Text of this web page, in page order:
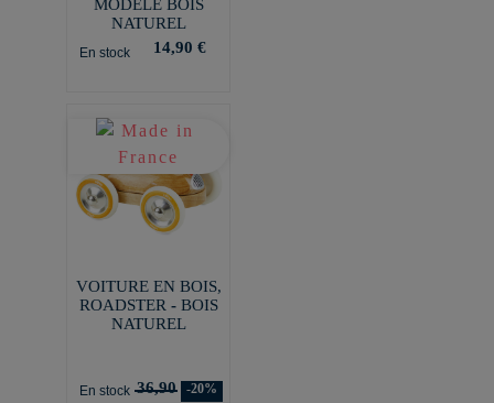
MODÈLE BOIS
NATUREL
En stock 14,90 €
VOITURE EN BOIS,
ROADSTER - BOIS
NATUREL
En stock 36,90 -20%